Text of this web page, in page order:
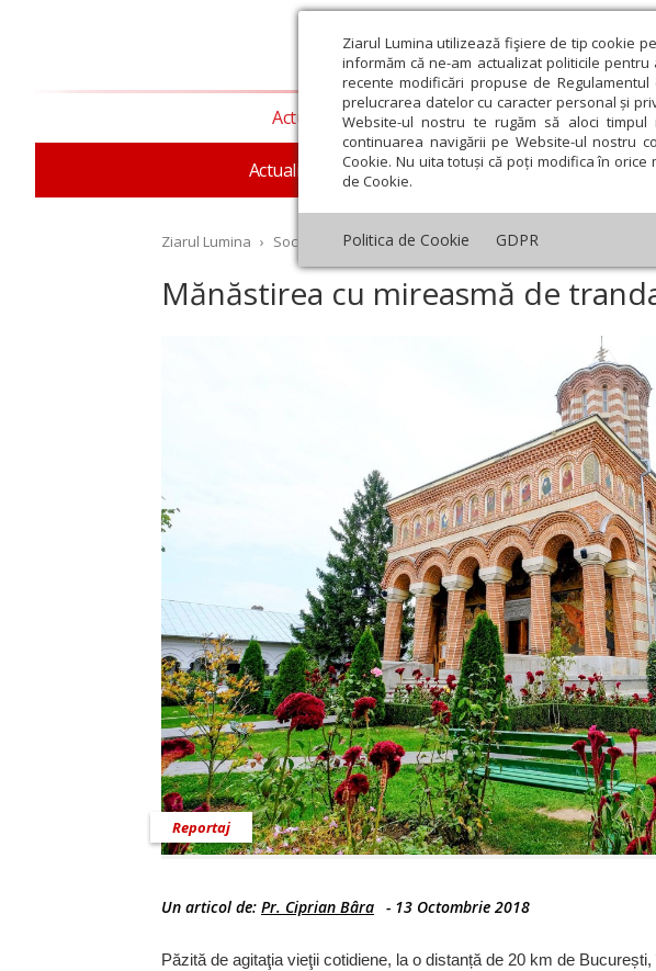
Ziarul Lumina utilizează fişiere de tip cookie
informăm că ne-am actualizat politicile
recente modificări propuse de
prelucrarea datelor cu caracter personal și
Website-ul nostru te rugăm să aloci
continuarea navigării pe Website-ul nostru
Cookie. Nu uita totuși că poți modifica în
de Cookie.
Politica de Cookie GDPR
Actualitate religioasă Teologie și
Actualitate socială Sănătate Analiză
Ziarul Lumina › Societate › Reportaj › Mănăstirea cu mireasmă de
Mănăstirea cu mireasmă de
Reportaj
Un articol de: Pr. Ciprian Bâra - 13 Octombrie 2018
Păzită de agitaţia vieţii cotidiene, la o distanță de 20 km de
Februarie